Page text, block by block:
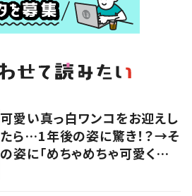
可愛い真っ白ワンコをお迎えし
たら…1年後の姿に驚き！？→そ
の姿に「めちゃめちゃ可愛くて